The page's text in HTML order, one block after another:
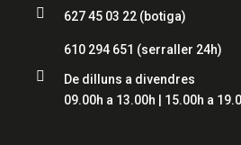
Serrallers Platja d'Aro
Serrallers Sant Feliu de Guíxols
Caixes Fortes Lloret
 627 45 03 22 (botiga)
610 294 651 (serraller 24h)

De dilluns a divendres
09.00h a 13.00h | 15.00h a